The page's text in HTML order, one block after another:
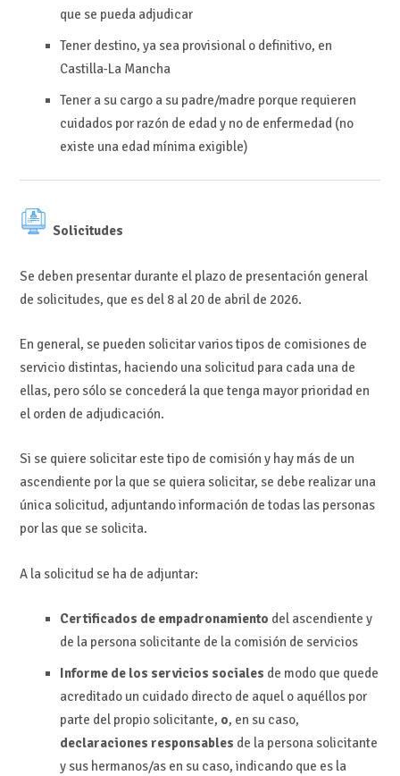
que se pueda adjudicar
Tener destino, ya sea provisional o definitivo, en
Castilla-La Mancha
Tener a su cargo a su padre/madre porque requieren
cuidados por razón de edad y no de enfermedad (no
existe una edad mínima exigible)
Solicitudes
Se deben presentar durante el plazo de presentación general
de solicitudes, que es del 8 al 20 de abril de 2026.
En general, se pueden solicitar varios tipos de comisiones de
servicio distintas, haciendo una solicitud para cada una de
ellas, pero sólo se concederá la que tenga mayor prioridad en
el orden de adjudicación.
Si se quiere solicitar este tipo de comisión y hay más de un
ascendiente por la que se quiera solicitar, se debe realizar una
única solicitud, adjuntando información de todas las personas
por las que se solicita.
A la solicitud se ha de adjuntar:
Certificados de empadronamiento del ascendiente y
de la persona solicitante de la comisión de servicios
Informe de los servicios sociales de modo que quede
acreditado un cuidado directo de aquel o aquéllos por
parte del propio solicitante, o, en su caso,
declaraciones responsables de la persona solicitante
y sus hermanos/as en su caso, indicando que es la